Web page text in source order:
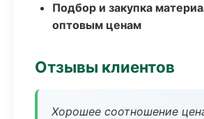
Подбор и закупка
оптовым ценам
Отзывы клиентов
Хорошее соотношение